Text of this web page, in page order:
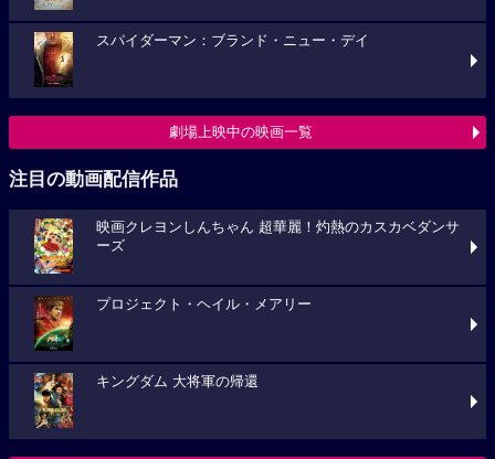
スパイダーマン：ブランド・ニュー・デイ
劇場上映中の映画一覧
注目の動画配信作品
映画クレヨンしんちゃん 超華麗！灼熱のカスカベダンサ
ーズ
プロジェクト・ヘイル・メアリー
キングダム 大将軍の帰還